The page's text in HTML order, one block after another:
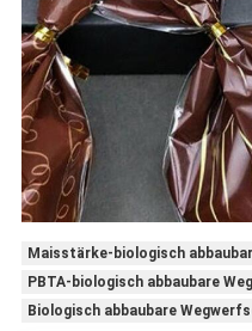
Maisstärke-biologisch
PBTA-biologisch abbaubare
Biologisch abbaubare